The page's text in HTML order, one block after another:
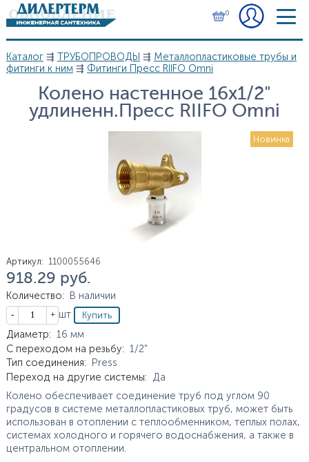
Перейти к основному содержанию
0
Вы здесь
Каталог⇶ ТРУБОПРОВОДЫ ⇶ Металлопластиковые трубы и
фитинги к ним⇶ Фитинги Пресс RIIFO Omni
Колено настенное 16х1/2"
удлиненн.Пресс RIIFO Omni
Новинка
Артикул: 1100055646
Цена
918.29 руб.
Количество:
В наличии
Кол-во
шт
Характеристики
Диаметр: 16 мм
С переходом на резьбу: 1/2"
Тип соединения:
Press
Переход на другие системы: Да
Колено обеспечивает соединение труб под углом 90
градусов в системе металлопластиковых труб, может быть
использован в отоплении с теплообменником, теплых полах,
системах холодного и горячего водоснабжения, а также в
центральном отоплении.